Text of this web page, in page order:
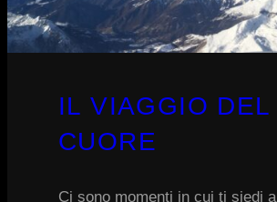
IL VIAGGIO DEL
CUORE
Ci sono momenti in cui ti siedi a